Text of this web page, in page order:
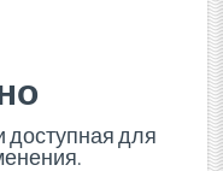
доступная для